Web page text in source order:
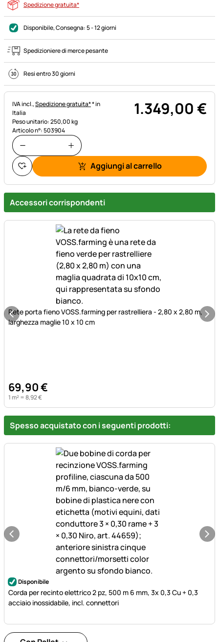
Spedizione gratuita*
Disponibile, Consegna:5 - 12 giorni
Spedizioniere di merce pesante
Resi entro 30 giorni
Informazioni fiscali:
IVA incl.,Spedizione gratuita** in
Italia
Peso unitario: 250,00 kg
Articolo n°: 503904
1.349,00€
Aggiungi al carrello
Accessori corrispondenti
Rete porta fieno VOSS.farming per rastrelliera - 2,80 x 2,80 m,
larghezza maglie 10 x 10 cm
69,90€
1 m² =8,92€
Spesso acquistato con i seguenti prodotti:
Disponibile
Corda per recinto elettrico 2 pz, 500 m 6 mm, 3x 0,3 Cu + 0,3
acciaio inossidabile, incl. connettori